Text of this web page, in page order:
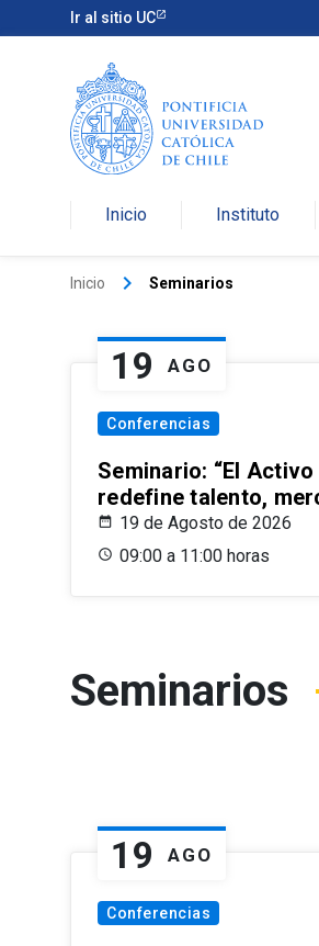
Ir al sitio UC
Inicio Instituto
Inicio keyboard_arrow_right Seminarios
19 AGO
Conferencias
Seminario: “El
redefine talento,
19 de Agosto de 2026
09:00 a 11:00 horas
Seminarios
19 AGO
Conferencias